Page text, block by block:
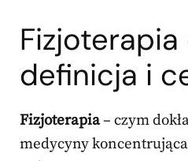
definicja i
Fizjoterapia– czym
medycyny